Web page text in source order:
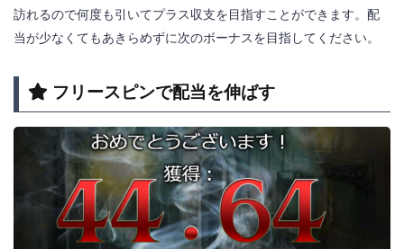
訪れるので何度も引いてプラス収支を目指すことができます。配
当が少なくてもあきらめずに次のボーナスを目指してください。
フリースピンで配当を伸ばす